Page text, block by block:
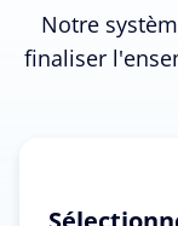
Notre
finaliser